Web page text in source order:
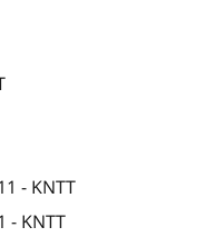
- KNTT
- KNTT